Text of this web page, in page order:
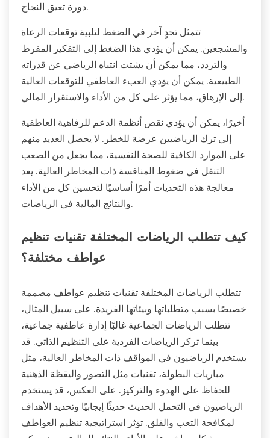
دورة تعيق النجاح.
تتمثل تحدٍ آخر في الضغط لتلبية توقعات الرعاة
والمشجعين. يمكن أن يؤدي هذا الضغط إلى التفكير المفرط
والتردد، مما يمكن أن يشتت انتباه الرياضي عن قدراته
الطبيعية. يمكن أن يؤدي العبء العاطفي للتوقعات العالية
إلى الإرهاق، مما يؤثر على كل من الأداء والاستقرار المالي.
أخيرًا، يمكن أن يؤدي نقص أنظمة الدعم للرفاهية العاطفية
إلى ترك الرياضيين عرضة للخطر. لا يحصل العديد منهم
على الموارد الكافية للصحة النفسية، مما يجعل من الصعب
التنقل في ضغوط المنافسة ذات المخاطر العالية. يعد
معالجة هذه التحديات أمرًا أساسيًا لتحسين كل من الأداء
والنتائج المالية في الرياضات.
كيف تتطلب الرياضات المختلفة تقنيات تنظيم
عواطف مختلفة؟
تتطلب الرياضات المختلفة تقنيات تنظيم عواطف مصممة
خصيصًا بسبب متطلباتها وبيئاتها الفريدة. على سبيل المثال،
تتطلب الرياضات الجماعية غالبًا إدارة عاطفية جماعية،
بينما تركز الرياضات الفردية على التنظيم الذاتي. قد
يستخدم الرياضيون في المواقف ذات المخاطر العالية، مثل
مباريات البطولة، تقنيات مثل التصور واليقظة الذهنية
للحفاظ على الهدوء والتركيز. على العكس، قد يستخدم
الرياضيون في التحمل الحديث حديثًا إيجابيًا وتحديد الأهداف
لمكافحة التعب والقلق. تؤثر استراتيجية تنظيم العواطف